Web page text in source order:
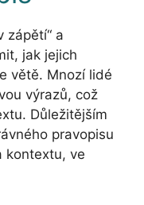
zápětí“ a
jak jejich
větě. Mnozí lidé
výrazů, což
Důležitějším
pravopisu
kontextu, ve